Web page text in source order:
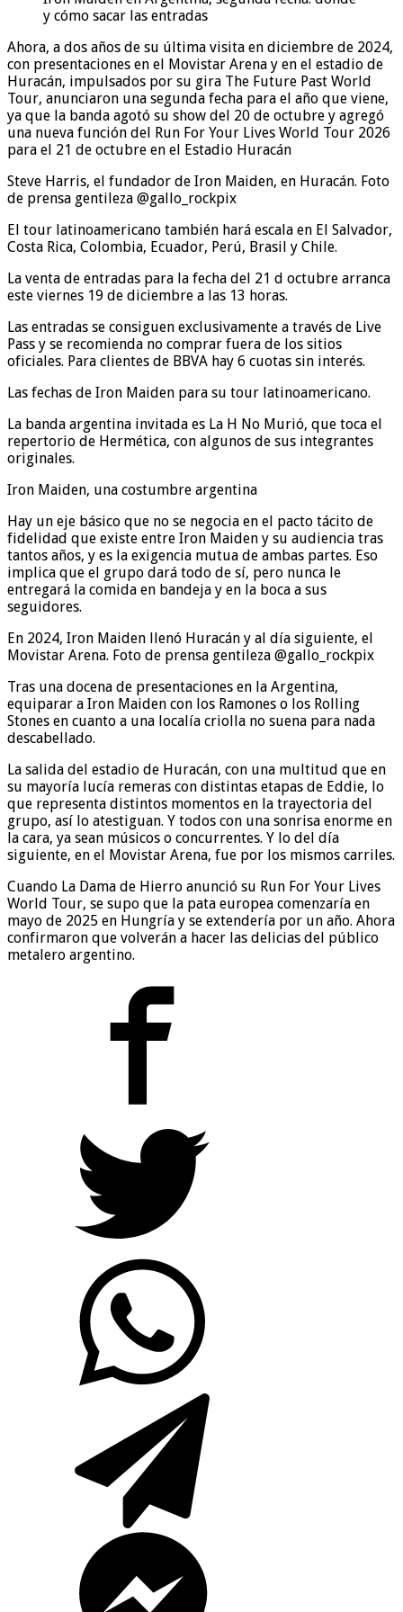
y cómo sacar las entradas
Ahora, a dos años de su última visita en diciembre de 2024,
con presentaciones en el Movistar Arena y en el estadio de
Huracán, impulsados por su gira The Future Past World
Tour, anunciaron una segunda fecha para el año que viene,
ya que la banda agotó su show del 20 de octubre y agregó
una nueva función del Run For Your Lives World Tour 2026
para el 21 de octubre en el Estadio Huracán
Steve Harris, el fundador de Iron Maiden, en Huracán. Foto
de prensa gentileza @gallo_rockpix
El tour latinoamericano también hará escala en El Salvador,
Costa Rica, Colombia, Ecuador, Perú, Brasil y Chile.
La venta de entradas para la fecha del 21 d octubre arranca
este viernes 19 de diciembre a las 13 horas.
Las entradas se consiguen exclusivamente a través de Live
Pass y se recomienda no comprar fuera de los sitios
oficiales. Para clientes de BBVA hay 6 cuotas sin interés.
Las fechas de Iron Maiden para su tour latinoamericano.
La banda argentina invitada es La H No Murió, que toca el
repertorio de Hermética, con algunos de sus integrantes
originales.
Iron Maiden, una costumbre argentina
Hay un eje básico que no se negocia en el pacto tácito de
fidelidad que existe entre Iron Maiden y su audiencia tras
tantos años, y es la exigencia mutua de ambas partes. Eso
implica que el grupo dará todo de sí, pero nunca le
entregará la comida en bandeja y en la boca a sus
seguidores.
En 2024, Iron Maiden llenó Huracán y al día siguiente, el
Movistar Arena. Foto de prensa gentileza @gallo_rockpix
Tras una docena de presentaciones en la Argentina,
equiparar a Iron Maiden con los Ramones o los Rolling
Stones en cuanto a una localía criolla no suena para nada
descabellado.
La salida del estadio de Huracán, con una multitud que en
su mayoría lucía remeras con distintas etapas de Eddie, lo
que representa distintos momentos en la trayectoria del
grupo, así lo atestiguan. Y todos con una sonrisa enorme en
la cara, ya sean músicos o concurrentes. Y lo del día
siguiente, en el Movistar Arena, fue por los mismos carriles.
Cuando La Dama de Hierro anunció su Run For Your Lives
World Tour, se supo que la pata europea comenzaría en
mayo de 2025 en Hungría y se extendería por un año. Ahora
confirmaron que volverán a hacer las delicias del público
metalero argentino.